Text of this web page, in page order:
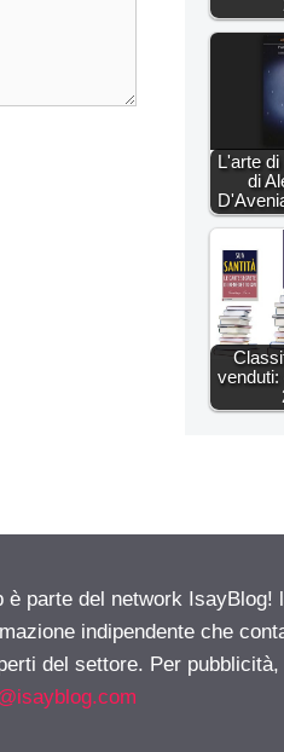
L'arte
di
venduti:
è parte del network
indipendente che
del settore. Per